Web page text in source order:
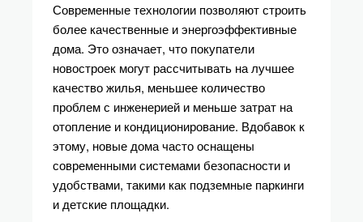
Современные технологии позволяют строить
более качественные и энергоэффективные
дома. Это означает, что покупатели
новостроек могут рассчитывать на лучшее
качество жилья, меньшее количество
проблем с инженерией и меньше затрат на
отопление и кондиционирование. Вдобавок к
этому, новые дома часто оснащены
современными системами безопасности и
удобствами, такими как подземные паркинги
и детские площадки.